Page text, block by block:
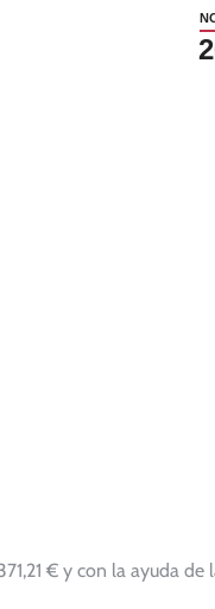
€ y con la ayuda de